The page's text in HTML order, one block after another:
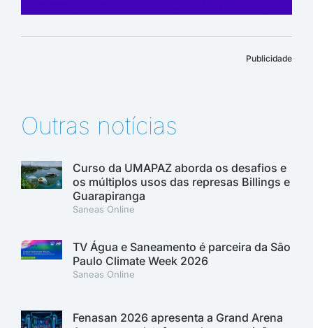
Publicidade
Outras notícias
Curso da UMAPAZ aborda os desafios e
os múltiplos usos das represas Billings e
Guarapiranga
Saneas Online
TV Água e Saneamento é parceira da São
Paulo Climate Week 2026
Saneas Online
Fenasan 2026 apresenta a Grand Arena